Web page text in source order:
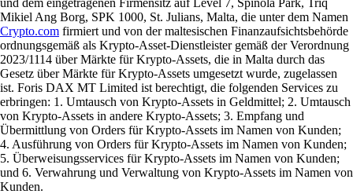
Mikiel Ang Borg, SPK 1000, St. Julians, Malta, die unter dem Namen
Crypto.com firmiert und von der maltesischen Finanzaufsichtsbehörde
ordnungsgemäß als Krypto-Asset-Dienstleister gemäß der Verordnung
2023/1114 über Märkte für Krypto-Assets, die in Malta durch das
Gesetz über Märkte für Krypto-Assets umgesetzt wurde, zugelassen
ist. Foris DAX MT Limited ist berechtigt, die folgenden Services zu
erbringen: 1. Umtausch von Krypto-Assets in Geldmittel; 2. Umtausch
von Krypto-Assets in andere Krypto-Assets; 3. Empfang und
Übermittlung von Orders für Krypto-Assets im Namen von Kunden;
4. Ausführung von Orders für Krypto-Assets im Namen von Kunden;
5. Überweisungsservices für Krypto-Assets im Namen von Kunden;
und 6. Verwahrung und Verwaltung von Krypto-Assets im Namen von
Kunden.